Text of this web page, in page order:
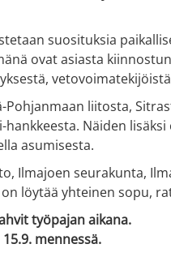
suosituksia
ovat asiasta
liitosta,
Näiden
asumisesta.
Ilmajoen seurakunta,
löytää yhteinen sopu,
työpajan aikana.
mennessä.